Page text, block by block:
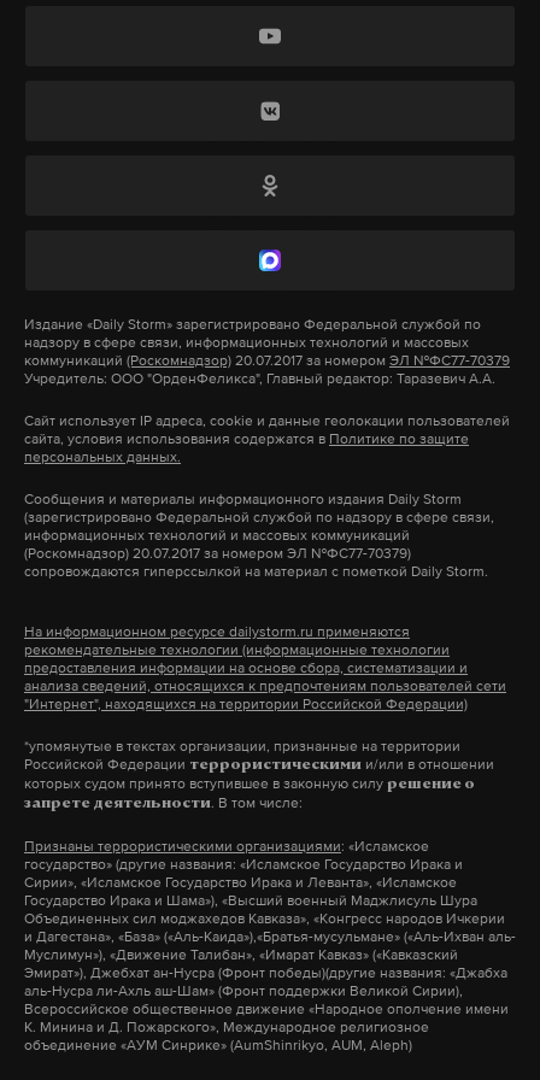
съемках для блога, футболе и
рассказал о том, как зарабатывать на
29 мая 2019
Евгений Савин — экс-футболист (выступал за
«Крылья Советов», «Урал», «Арсенал», «Химки» и
другие клубы России), бывший ведущий
телеканала «Матч ТВ», владелец футбольного
дивизионе первенства России, но переехала
вместе с Савиным на Кипр) и автор одноименного
YouTube-канала.
#спецоперация
политическом, культурном и военном планах.
«Сюда планируется поставить
вооружений, которые способны держать под
система противоракетной обороны среднего
эфире программы «Соловьев Live». Владимир
Липаев задался вопросом, с кем планирует
воевать Эстония.
23 января Россия заявила, что понизит уровень
с недружественными шагами Таллина.
Эстонскому послу предписано покинуть РФ до 7
февраля.
Позднее в этот же день Министерство
иностранных дел Эстонии потребовало от
российского посла покинуть страну.
Подпишитесь на Daily Storm в
А еще мы есть вTelegram,ДзениVK.
Макс Telegram
Дзен VK
Издание «Daily Storm» зарегистрировано Федеральной службой по
надзору в сфере связи, информационных технологий и массовых
коммуникаций (Роскомнадзор) 20.07.2017 за номером ЭЛ №ФС77-70379
Учредитель: ООО "ОрденФеликса", Главный редактор: Таразевич А.А.
Сайт использует IP адреса, cookie и данные геолокации пользователей
сайта, условия использования содержатся в Политике по защите
персональных данных.
Сообщения и материалы информационного издания Daily Storm
(зарегистрировано Федеральной службой по надзору в сфере связи,
информационных технологий и массовых коммуникаций
(Роскомнадзор) 20.07.2017 за номером ЭЛ №ФС77-70379)
сопровождаются гиперссылкой на материал с пометкой Daily Storm.
На информационном ресурсе dailystorm.ru применяются
рекомендательные технологии (информационные технологии
предоставления информации на основе сбора, систематизации и
анализа сведений, относящихся к предпочтениям пользователей сети
"Интернет", находящихся на территории Российской Федерации)
*упомянутые в текстах организации, признанные на территории
Российской Федерации террористическими и/или в отношении
которых судом принято вступившее в законную силу решение о
запрете деятельности. В том числе:
Признаны террористическими организациями: «Исламское
государство» (другие названия: «Исламское Государство Ирака и
Сирии», «Исламское Государство Ирака и Леванта», «Исламское
Государство Ирака и Шама»), «Высший военный Маджлисуль Шура
Объединенных сил моджахедов Кавказа», «Конгресс народов Ичкерии
и Дагестана», «База» («Аль-Каида»),«Братья-мусульмане» («Аль-Ихван аль-
Муслимун»), «Движение Талибан», «Имарат Кавказ» («Кавказский
Эмират»), Джебхат ан-Нусра (Фронт победы)(другие названия: «Джабха
аль-Нусра ли-Ахль аш-Шам» (Фронт поддержки Великой Сирии),
Всероссийское общественное движение «Народное ополчение имени
К. Минина и Д. Пожарского», Международное религиозное
объединение «АУМ Синрике» (AumShinrikyo, AUM, Aleph)